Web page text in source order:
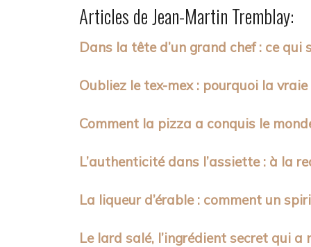
Articles de Jean-Martin Tremblay:
Dans la tête d’un grand chef : ce
Oubliez le tex-mex : pourquoi la
Comment la pizza a conquis le
L’authenticité dans l’assiette : à la
La liqueur d’érable : comment un
Le lard salé, l’ingrédient secret qui